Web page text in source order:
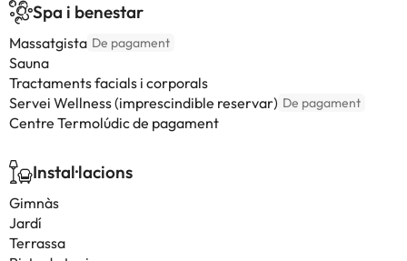
Spa i benestar
Massatgista De pagament
Sauna
Tractaments facials i corporals
Servei Wellness (imprescindible reservar) De pagament
Centre Termolúdic de pagament
Instal·lacions
Gimnàs
Jardí
Terrassa